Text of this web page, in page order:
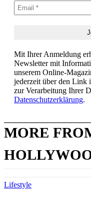
Mit Ihrer Anmeldung
Newsletter mit
unserem Online-
jederzeit über den Link
zur Verarbeitung Ihrer
Datenschutzerklärung.
MORE
Lifestyle